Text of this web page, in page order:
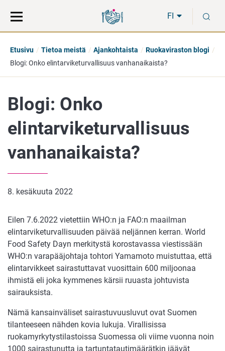
suoraan
sisältöön
koko
sivuston
FI
Etusivu Tietoa meistä Ajankohtaista
Ruokaviraston blogi
Blogi: Onko elintarviketurvallisuus vanhanaikaista?
Blogi: Onko
elintarviketurvallisuus
vanhanaikaista?
8. kesäkuuta 2022
Eilen 7.6.2022 vietettiin WHO:n ja FAO:n maailman
elintarviketurvallisuuden päivää neljännen kerran. World
Food Safety Dayn merkitystä korostavassa viestissään
WHO:n varapääjohtaja tohtori Yamamoto muistuttaa, että
elintarvikkeet sairastuttavat vuosittain 600 miljoonaa
ihmistä eli joka kymmenes kärsii ruuasta johtuvista
sairauksista.
Nämä kansainväliset sairastuvuusluvut ovat Suomen
tilanteeseen nähden kovia lukuja. Virallisissa
ruokamyrkytystilastoissa Suomessa oli viime vuonna noin
1000 sairastunutta ja tartuntatautimäärätkin jäävät